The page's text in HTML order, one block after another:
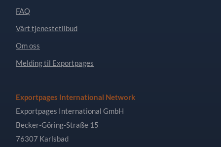
FAQ
Vårt tjenestetilbud
Om oss
Melding til Exportpages
Exportpages International Network
Exportpages International GmbH
Becker-Göring-Straße 15
76307 Karlsbad